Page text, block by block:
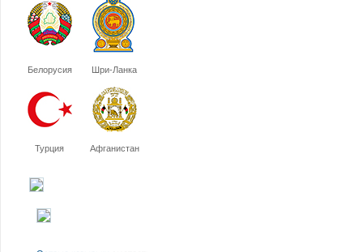
Белорусия Шри-Ланка
Турция Афганистан